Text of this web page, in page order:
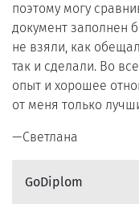
поэтому могу
документ заполнен
не взяли, как
так и сделали. Во
опыт и хорошее
от меня только
Светлана
GoDiplom